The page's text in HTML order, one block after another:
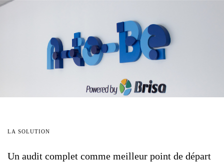
LA SOLUTION
Un audit complet comme meilleur point de départ